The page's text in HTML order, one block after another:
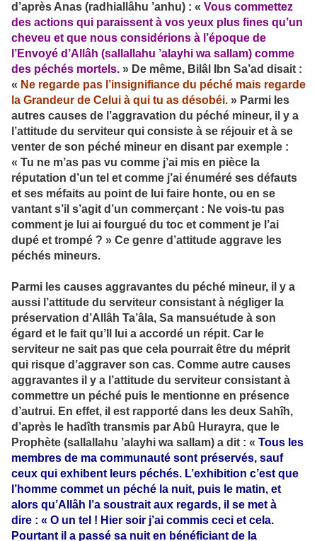
d’après Anas (radhiallâhu ’anhu) : « Vous commettez
des actions qui paraissent à vos yeux plus fines qu’un
cheveu et que nous considérions à l’époque de
l’Envoyé d’Allâh (sallallahu ’alayhi wa sallam) comme
des péchés mortels. » De même, Bilâl Ibn Sa’ad disait :
« Ne regarde pas l’insignifiance du péché mais regarde
la Grandeur de Celui à qui tu as désobéi. » Parmi les
autres causes de l’aggravation du péché mineur, il y a
l’attitude du serviteur qui consiste à se réjouir et à se
venter de son péché mineur en disant par exemple :
« Tu ne m’as pas vu comme j’ai mis en pièce la
réputation d’un tel et comme j’ai énuméré ses défauts
et ses méfaits au point de lui faire honte, ou en se
vantant s’il s’agit d’un commerçant : Ne vois-tu pas
comment je lui ai fourgué du toc et comment je l’ai
dupé et trompé ? » Ce genre d’attitude aggrave les
péchés mineurs.
Parmi les causes aggravantes du péché mineur, il y a
aussi l’attitude du serviteur consistant à négliger la
préservation d’Allâh Ta’âla, Sa mansuétude à son
égard et le fait qu’Il lui a accordé un répit. Car le
serviteur ne sait pas que cela pourrait être du méprit
qui risque d’aggraver son cas. Comme autre causes
aggravantes il y a l’attitude du serviteur consistant à
commettre un péché puis le mentionne en présence
d’autrui. En effet, il est rapporté dans les deux Sahîh,
d’après le hadîth transmis par Abû Hurayra, que le
Prophète (sallallahu ’alayhi wa sallam) a dit : « Tous les
membres de ma communauté sont préservés, sauf
ceux qui exhibent leurs péchés. L’exhibition c’est que
l’homme commet un péché la nuit, puis le matin, et
alors qu’Allâh l’a soustrait aux regards, il se met à
dire : « O un tel ! Hier soir j’ai commis ceci et cela.
Pourtant il a passé sa nuit en bénéficiant de la